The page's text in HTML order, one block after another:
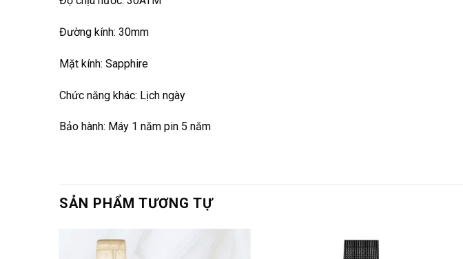
Đường kính: 30mm
Mặt kính: Sapphire
Chức năng khác: Lịch ngày
Bảo hành: Máy 1 năm pin 5 năm
SẢN PHẨM TƯƠNG TỰ